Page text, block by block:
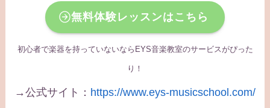
無料体験レッスンはこちら
初心者で楽器を持っていないならEYS音楽教室のサービスがぴった
り！
→公式サイト： https://www.eys-musicschool.com/